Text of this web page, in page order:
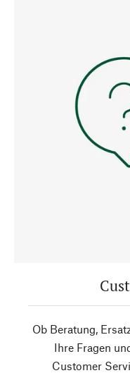
Ob Beratung,
Ihre Fragen
Customer